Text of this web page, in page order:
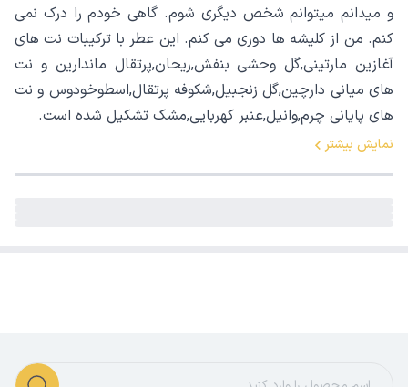
و میدانم میتوانم شخص دیگری شوم. گاهی خودم را درک نمی
کنم. من از کلیشه ها دوری می کنم. این عطر با ترکیبات نت های
آغازین مارتینی,گل وحشی بنفش,ریحان,پرتقال ماندارین و نت
های میانی دارچین,گل زنجبیل,شکوفه پرتقال,اسطوخودوس و نت
های پایانی چرم,وانیل,عنبر کهربایی,مشک تشکیل شده است.
نمایش بیشتر